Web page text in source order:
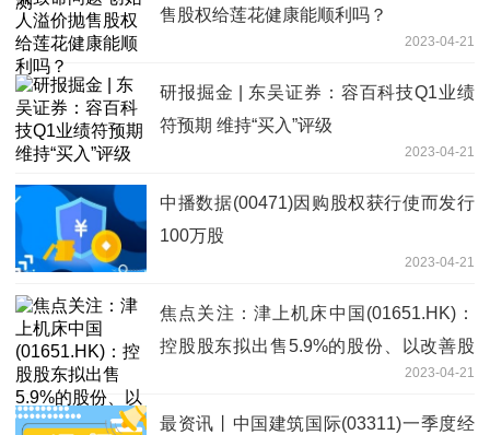
售股权给莲花健康能顺利吗？
2023-04-21
研报掘金 | 东吴证券：容百科技Q1业绩
符预期 维持“买入”评级
2023-04-21
中播数据(00471)因购股权获行使而发行
100万股
2023-04-21
焦点关注：津上机床中国(01651.HK)：
控股股东拟出售5.9%的股份、以改善股
2023-04-21
最资讯丨中国建筑国际(03311)一季度经